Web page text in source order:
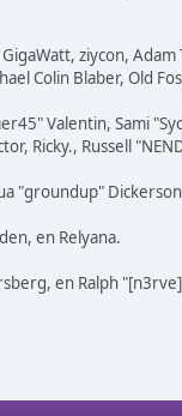
ziycon,
Colin Blaber, Old
Valentin, Sami
Ricky., Russell
"groundup"
en Relyana.
en Ralph